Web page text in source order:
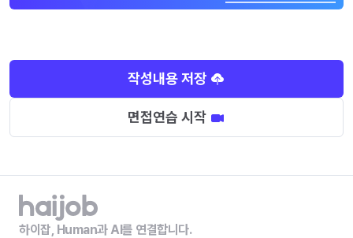
작성내용 저장
면접연습 시작
하이잡, Human과 AI를 연결합니다.